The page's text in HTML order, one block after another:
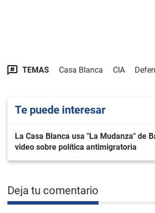
TEMAS Casa Blanca CIA
Te puede interesar
La Casa Blanca usa "La Mudanza" de
video sobre política antimigratoria
Deja tu comentario